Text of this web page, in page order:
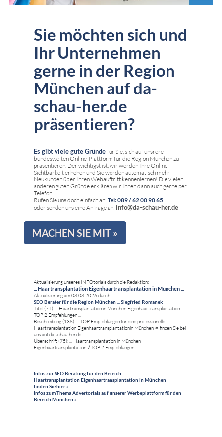
Sie möchten sich und
Ihr Unternehmen
gerne in der Region
München auf da-
schau-her.de
präsentieren?
Es gibt viele gute Gründe für Sie, sich auf unsrere
bundesweiten Online-Plattform für die Region München zu
präsentieren. Der wichtigst ist, wir werden Ihre Online-
Sichtbarkeit erhöhen und Sie werden automatisch mehr
Neukunden über Ihren Webauftritt kennenlernen! Die vielen
anderen guten Gründe erklären wir Ihnen dann auch gerne per
Telefon.
Rufen Sie uns doch einfach an: Tel: 089 / 62 00 90 65
oder senden uns eine Anfrage an: info@da-schau-her.de
MACHEN SIE MIT »
Aktualisierung unseres INFOtorials durch die Redaktion:
... Haartransplantation Eigenhaartransplantation in München ...
Aktualisierung am 08.08.2026 durch:
SEO Berater für die Region München ... Siegfried Romanek
Titel (74): ... Haartransplantation in München Eigenhaartransplantation -
TOP 2 Empfehlungen ...
Beschreibung (138): ... TOP Empfehlungen für eine professionelle
Haartransplantation Eigenhaartransplantationin München ✶ finden Sie bei
uns auf da-schau-her.de
Überschrift (75): ... Haartransplantation in München
Eigenhaartransplantation √ TOP 2 Empfehlungen
Infos zur SEO Beratung für den Bereich:
Haartransplantation Eigenhaartransplantation in München
finden Sie hier »
Infos zum Thema Advertorials auf unserer Werbeplattform für den
Bereich München »